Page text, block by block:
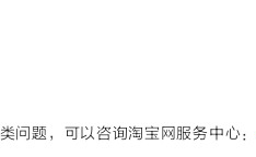
问题，可以咨询淘宝网服务中心：